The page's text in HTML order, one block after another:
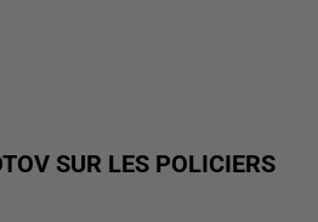
SUR LES POLICIERS